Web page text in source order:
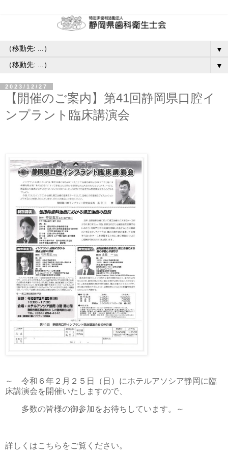
▼
▼
2023/12/27
【開催のご案内】第41回静岡県口腔イ
ンプラント臨床講演会
～ 令和６年２月２５日（日）にホテルアソシア静岡に臨
床講演会を開催いたしますので、
多数の皆様の御参加をお待ちしています。～
詳しくはこちらをご覧ください。